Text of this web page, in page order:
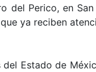
del Perico, en
ya reciben
Estado de